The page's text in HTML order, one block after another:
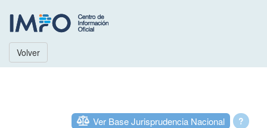
Volver
?
Ver Base Jurisprudencia Nacional